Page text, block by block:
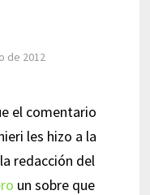
de 2012
el comentario
les hizo a la
redacción del
un sobre que